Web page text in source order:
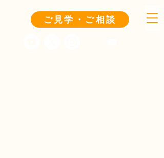
ご見学・ご相談